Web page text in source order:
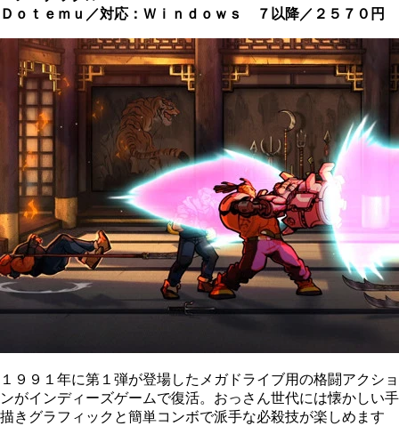
Ｄｏｔｅｍｕ／対応：Ｗｉｎｄｏｗｓ ７以降／２５７０円
１９９１年に第１弾が登場したメガドライブ用の格闘アクショ
ンがインディーズゲームで復活。おっさん世代には懐かしい手
描きグラフィックと簡単コンボで派手な必殺技が楽しめます